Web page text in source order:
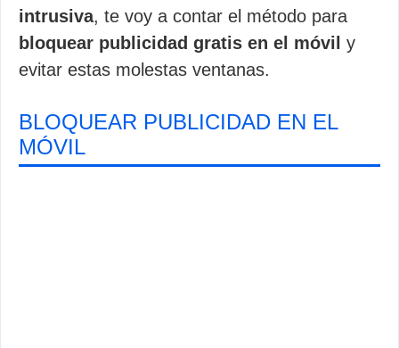
intrusiva, te voy a contar el método para
bloquear publicidad gratis en el móvil y
evitar estas molestas ventanas.
BLOQUEAR PUBLICIDAD EN EL
MÓVIL